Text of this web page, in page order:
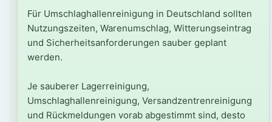
Für Umschlaghallenreinigung in Deutschland sollten
Nutzungszeiten, Warenumschlag, Witterungseintrag
und Sicherheitsanforderungen sauber geplant
werden.
Je sauberer Lagerreinigung,
Umschlaghallenreinigung, Versandzentrenreinigung
und Rückmeldungen vorab abgestimmt sind, desto